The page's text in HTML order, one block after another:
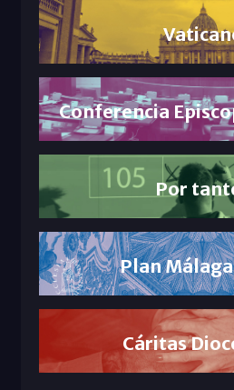
Conferencia
Por
Plan
Cáritas